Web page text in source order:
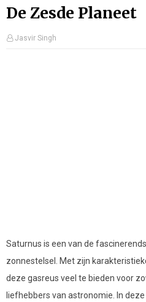
De Zesde Planeet
Jasvir Singh
Saturnus is een van de
zonnestelsel. Met zijn
deze gasreus veel te bieden voor
liefhebbers van astronomie. In